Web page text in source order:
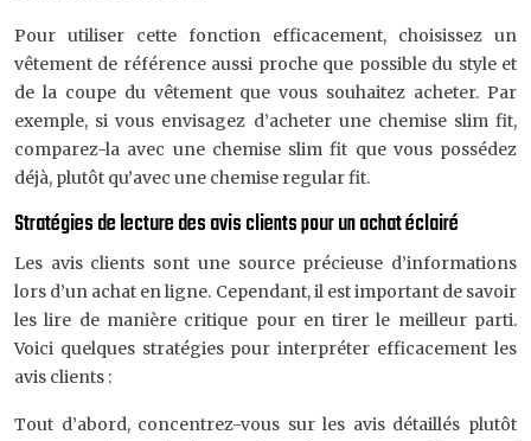
Pour utiliser cette fonction efficacement, choisissez un
vêtement de référence aussi proche que possible du style et
de la coupe du vêtement que vous souhaitez acheter. Par
exemple, si vous envisagez d’acheter une chemise slim fit,
comparez-la avec une chemise slim fit que vous possédez
déjà, plutôt qu’avec une chemise regular fit.
Stratégies de lecture des avis clients pour un achat éclairé
Les avis clients sont une source précieuse d’informations
lors d’un achat en ligne. Cependant, il est important de savoir
les lire de manière critique pour en tirer le meilleur parti.
Voici quelques stratégies pour interpréter efficacement les
avis clients :
Tout d’abord, concentrez-vous sur les avis détaillés plutôt